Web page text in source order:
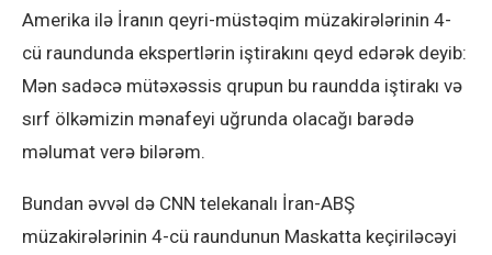
Amerika ilə İranın qeyri-müstəqim müzakirələrinin 4-
cü raundunda ekspertlərin iştirakını qeyd edərək deyib:
Mən sadəcə mütəxəssis qrupun bu raundda iştirakı və
sırf ölkəmizin mənafeyi uğrunda olacağı barədə
məlumat verə bilərəm.
Bundan əvvəl də CNN telekanalı İran-ABŞ
müzakirələrinin 4-cü raundunun Maskatta keçiriləcəyi